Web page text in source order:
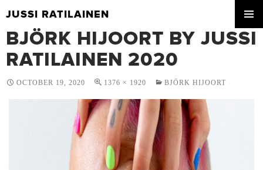
JUSSI RATILAINEN
MENU
TO
CONTENT
BJÖRK HIJOORT BY JUSSI
RATILAINEN 2020
OCTOBER 19, 2020 1376 × 1920 BJÖRK HIJOORT